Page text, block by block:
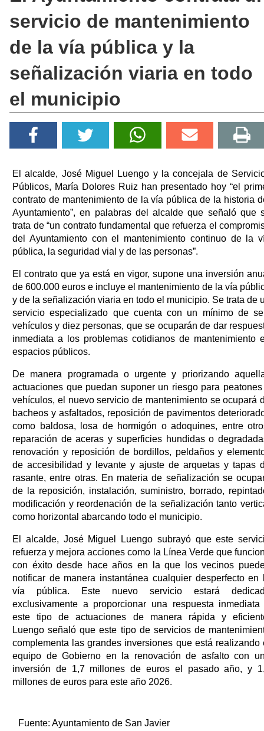
servicio de mantenimiento
de la vía pública y la
señalización viaria en todo
el municipio
El alcalde, José Miguel Luengo y la concejala de
Públicos, María Dolores Ruiz han presentado hoy “el
contrato de mantenimiento de la vía pública de la historia
Ayuntamiento”, en palabras del alcalde que señaló que
trata de “un contrato fundamental que refuerza el
del Ayuntamiento con el mantenimiento continuo de la
pública, la seguridad vial y de las personas”.
El contrato que ya está en vigor, supone una inversión
de 600.000 euros e incluye el mantenimiento de la vía
y de la señalización viaria en todo el municipio. Se trata de
servicio especializado que cuenta con un mínimo de
vehículos y diez personas, que se ocuparán de dar
inmediata a los problemas cotidianos de mantenimiento
espacios públicos.
De manera programada o urgente y priorizando
actuaciones que puedan suponer un riesgo para
vehículos, el nuevo servicio de mantenimiento se ocupará
bacheos y asfaltados, reposición de pavimentos
como baldosa, losa de hormigón o adoquines, entre
reparación de aceras y superficies hundidas o
renovación y reposición de bordillos, peldaños y
de accesibilidad y levante y ajuste de arquetas y tapas
rasante, entre otras. En materia de señalización se
de la reposición, instalación, suministro, borrado,
modificación y reordenación de la señalización tanto
como horizontal abarcando todo el municipio.
El alcalde, José Miguel Luengo subrayó que este
refuerza y mejora acciones como la Línea Verde que
con éxito desde hace años en la que los vecinos
notificar de manera instantánea cualquier desperfecto en
vía pública. Este nuevo servicio estará
exclusivamente a proporcionar una respuesta inmediata
este tipo de actuaciones de manera rápida y
Luengo señaló que este tipo de servicios de
complementa las grandes inversiones que está realizando
equipo de Gobierno en la renovación de asfalto con
inversión de 1,7 millones de euros el pasado año, y
millones de euros para este año 2026.
Fuente: Ayuntamiento de San Javier